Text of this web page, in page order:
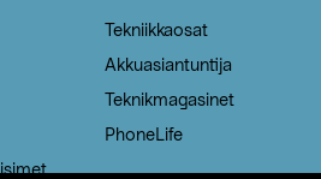
Tekniikkaosat
Akkuasiantuntija
Teknikmagasinet
PhoneLife